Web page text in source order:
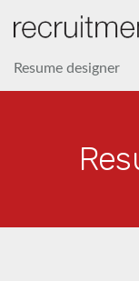
Resume designer